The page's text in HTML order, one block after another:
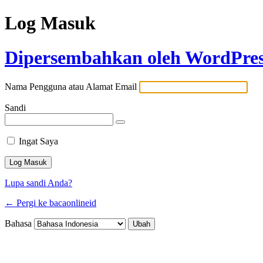
Log Masuk
Dipersembahkan oleh
Nama Pengguna atau Alamat Email
Sandi
Ingat Saya
Lupa sandi Anda?
← Pergi ke bacaonlineid
Bahasa